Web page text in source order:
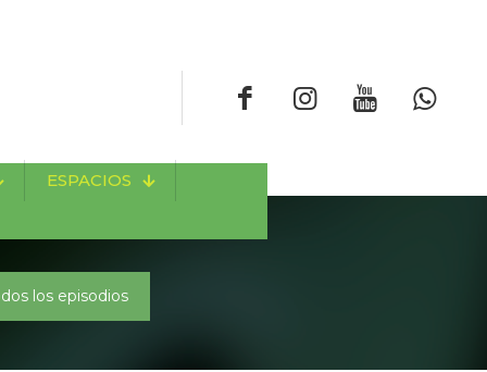
ESPACIOS
los episodios